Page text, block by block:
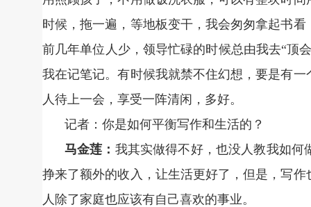
时候，拖一遍，等地板变干，我会匆匆拿起书
前几年单位人少，领导忙碌的时候总由我去“顶
我在记笔记。有时候我就禁不住幻想，要是有
人待上一会，享受一阵清闲，多好。
记者：你是如何平衡写作和生活的？
马金莲： 我其实做得不好，也没人教我如
挣来了额外的收入，让生活更好了，但是，写
人除了家庭也应该有自己喜欢的事业。